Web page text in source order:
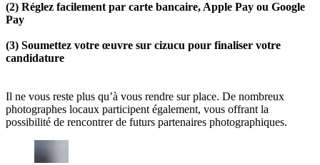
(2) Réglez facilement par carte bancaire, Apple Pay ou Google
Pay
(3) Soumettez votre œuvre sur cizucu pour finaliser votre
candidature
Il ne vous reste plus qu’à vous rendre sur place. De nombreux
photographes locaux participent également, vous offrant la
possibilité de rencontrer de futurs partenaires photographiques.